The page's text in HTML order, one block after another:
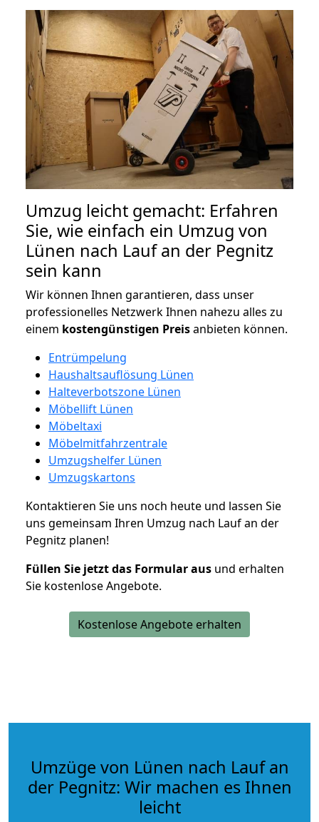
Umzug leicht gemacht: Erfahren
Sie, wie einfach ein Umzug von
Lünen nach Lauf an der Pegnitz
sein kann
Wir können Ihnen garantieren, dass unser
professionelles Netzwerk Ihnen nahezu alles zu
einem kostengünstigen Preisanbieten können.
Entrümpelung
Haushaltsauflösung Lünen
Halteverbotszone Lünen
Möbellift Lünen
Möbeltaxi
Möbelmitfahrzentrale
Umzugshelfer Lünen
Umzugskartons
Kontaktieren Sie uns noch heute und lassen Sie
uns gemeinsam Ihren Umzug nach Lauf an der
Pegnitz planen!
Füllen Sie jetzt das Formular aus und erhalten
Sie kostenlose Angebote.
Kostenlose Angebote erhalten
Umzüge von Lünen nach Lauf an
der Pegnitz: Wir machen es Ihnen
leicht